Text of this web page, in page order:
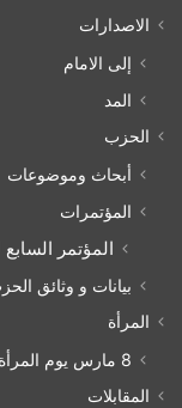
الاصدارات
إلى الامام
المد
الحزب
أبحاث وموضوعات
المؤتمرات
المؤتمر
بيانات و وثائق
المرأة
8 مارس يوم المرأة العالمي
المقابلات